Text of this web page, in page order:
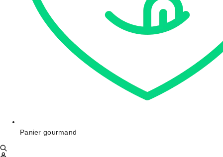
Panier gourmand